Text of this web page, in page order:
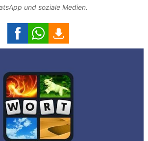
und soziale Medien.